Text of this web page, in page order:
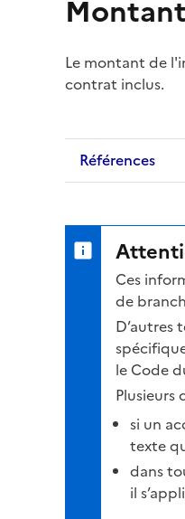
Montant
Le montant de
contrat inclus.
Références
Ces
de
D’autres
le Code
Plusieurs
si un
texte
dans
il